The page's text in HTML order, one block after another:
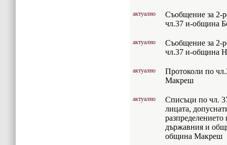
актуално
Съобщение за 2-
чл.37 и-община
актуално
Съобщение за 2-
чл.37 и-община
актуално
Протоколи по
Макреш
актуално
Списъци по чл.
лицата,
държавния и
община Макреш